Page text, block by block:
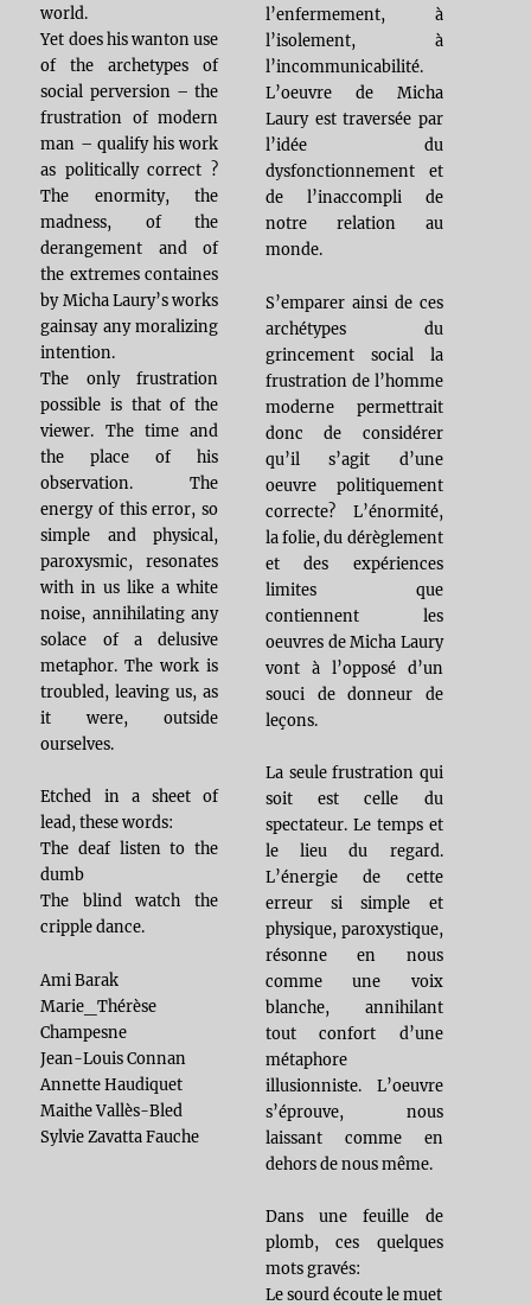
world.
Yet does his wanton use
of the archetypes of
social perversion – the
frustration of modern
man – qualify his work
as politically correct ?
The enormity, the
madness, of the
derangement and of
the extremes containes
by Micha Laury’s works
gainsay any moralizing
intention.
The only frustration
possible is that of the
viewer. The time and
the place of his
observation. The
energy of this error, so
simple and physical,
paroxysmic, resonates
with in us like a white
noise, annihilating any
solace of a delusive
metaphor. The work is
troubled, leaving us, as
it were, outside
ourselves.
Etched in a sheet of
lead, these words:
The deaf listen to the
dumb
The blind watch the
cripple dance.
Ami Barak
Marie_Thérèse
Champesne
Jean-Louis Connan
Annette Haudiquet
Maithe Vallès-Bled
Sylvie Zavatta Fauche
l’enfermement, à
l’isolement, à
l’incommunicabilité.
L’oeuvre de Micha
Laury est traversée par
l’idée du
dysfonctionnement et
de l’inaccompli de
notre relation au
monde.
S’emparer ainsi de ces
archétypes du
grincement social la
frustration de l’homme
moderne permettrait
donc de considérer
qu’il s’agit d’une
oeuvre politiquement
correcte? L’énormité,
la folie, du dérèglement
et des expériences
limites que
contiennent les
oeuvres de Micha Laury
vont à l’opposé d’un
souci de donneur de
leçons.
La seule frustration qui
soit est celle du
spectateur. Le temps et
le lieu du regard.
L’énergie de cette
erreur si simple et
physique, paroxystique,
résonne en nous
comme une voix
blanche, annihilant
tout confort d’une
métaphore
illusionniste. L’oeuvre
s’éprouve, nous
laissant comme en
dehors de nous même.
Dans une feuille de
plomb, ces quelques
mots gravés:
Le sourd écoute le muet